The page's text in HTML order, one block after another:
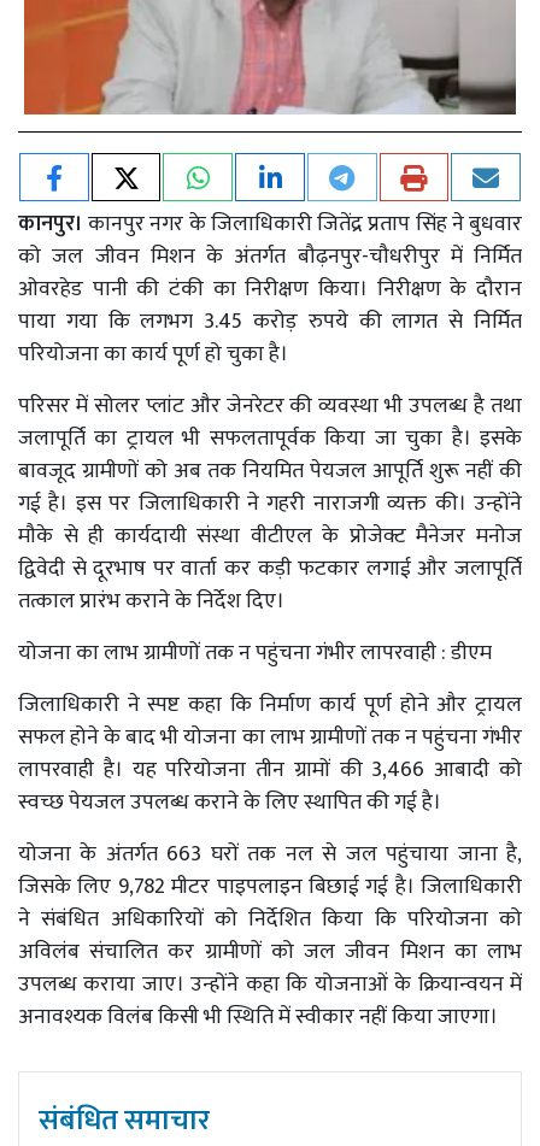
कानपुर। कानपुर नगर के जिलाधिकारी जितेंद्र प्रताप सिंह ने बुधवार
को जल जीवन मिशन के अंतर्गत बौढ़नपुर-चौधरीपुर में निर्मित
ओवरहेड पानी की टंकी का निरीक्षण किया। निरीक्षण के दौरान
पाया गया कि लगभग 3.45 करोड़ रुपये की लागत से निर्मित
परियोजना का कार्य पूर्ण हो चुका है।
परिसर में सोलर प्लांट और जेनरेटर की व्यवस्था भी उपलब्ध है तथा
जलापूर्ति का ट्रायल भी सफलतापूर्वक किया जा चुका है। इसके
बावजूद ग्रामीणों को अब तक नियमित पेयजल आपूर्ति शुरू नहीं की
गई है। इस पर जिलाधिकारी ने गहरी नाराजगी व्यक्त की। उन्होंने
मौके से ही कार्यदायी संस्था वीटीएल के प्रोजेक्ट मैनेजर मनोज
द्विवेदी से दूरभाष पर वार्ता कर कड़ी फटकार लगाई और जलापूर्ति
तत्काल प्रारंभ कराने के निर्देश दिए।
योजना का लाभ ग्रामीणों तक न पहुंचना गंभीर लापरवाही : डीएम
जिलाधिकारी ने स्पष्ट कहा कि निर्माण कार्य पूर्ण होने और ट्रायल
सफल होने के बाद भी योजना का लाभ ग्रामीणों तक न पहुंचना गंभीर
लापरवाही है। यह परियोजना तीन ग्रामों की 3,466 आबादी को
स्वच्छ पेयजल उपलब्ध कराने के लिए स्थापित की गई है।
योजना के अंतर्गत 663 घरों तक नल से जल पहुंचाया जाना है,
जिसके लिए 9,782 मीटर पाइपलाइन बिछाई गई है। जिलाधिकारी
ने संबंधित अधिकारियों को निर्देशित किया कि परियोजना को
अविलंब संचालित कर ग्रामीणों को जल जीवन मिशन का लाभ
उपलब्ध कराया जाए। उन्होंने कहा कि योजनाओं के क्रियान्वयन में
अनावश्यक विलंब किसी भी स्थिति में स्वीकार नहीं किया जाएगा।
संबंधित समाचार